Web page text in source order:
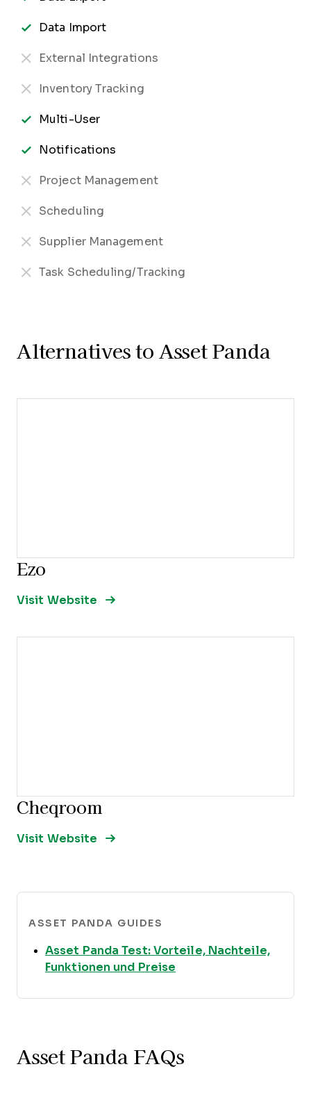
Data Import
External Integrations
Inventory Tracking
Multi-User
Notifications
Project Management
Scheduling
Supplier Management
Task Scheduling/Tracking
Alternatives to Asset Panda
Ezo
Visit Website Opens New Window
Cheqroom
Visit Website Opens New Window
ASSET PANDA GUIDES
Asset Panda Test: Vorteile, Nachteile,
Funktionen und Preise
Asset Panda FAQs